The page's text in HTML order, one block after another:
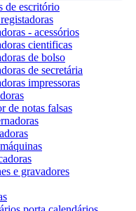
de escritório
- acessórios
cientificas
de bolso
de secretária
impressoras
de notas falsas
e gravadores